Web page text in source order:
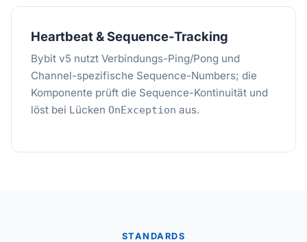
Heartbeat & Sequence-Tracking
Bybit v5 nutzt Verbindungs-Ping/Pong und
Channel-spezifische Sequence-Numbers; die
Komponente prüft die Sequence-Kontinuität und
löst bei Lücken OnException aus.
STANDARDS